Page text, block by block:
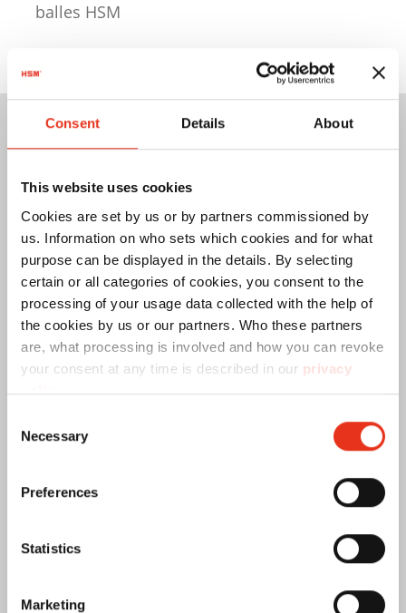
Consent Details About
This website uses cookies
Cookies are set by us or by partners commissioned by
us. Information on who sets which cookies and for what
purpose can be displayed in the details. By selecting
certain or all categories of cookies, you consent to the
processing of your usage data collected with the help of
the cookies by us or our partners. Who these partners
are, what processing is involved and how you can revoke
your consent at any time is described in our privacy
policy.
Selection
Necessary
Preferences
Statistics
Marketing
balles HSM
Nos clients – notre meilleure
recommandation
emballages sont une mesure